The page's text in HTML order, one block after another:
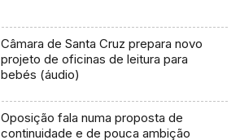
Câmara de Santa Cruz prepara novo
projeto de oficinas de leitura para
bebés (áudio)
Oposição fala numa proposta de
continuidade e de pouca ambição